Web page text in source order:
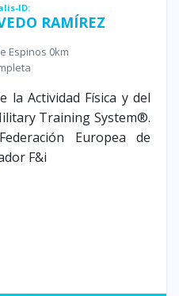
ID:
RAMÍREZ
Espinos 0km
la Actividad Física y del
Training System®.
Europea de
F&i